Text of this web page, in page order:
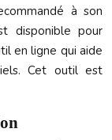
à son
disponible pour
en ligne qui aide
Cet outil est